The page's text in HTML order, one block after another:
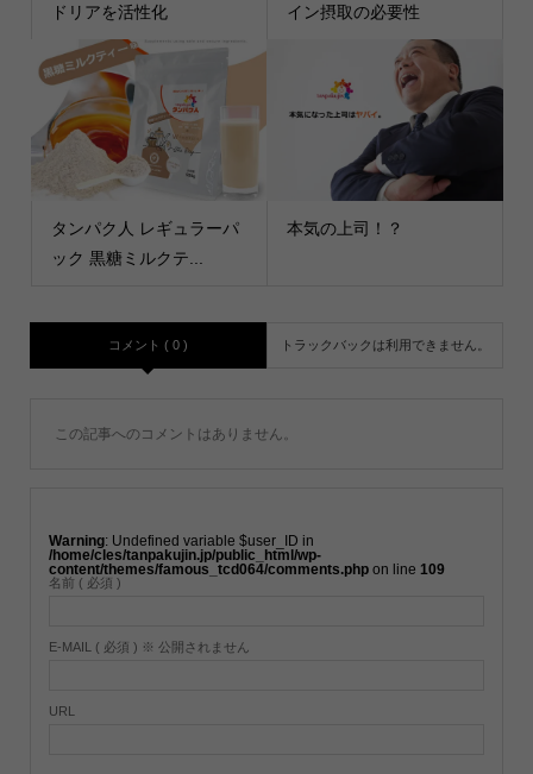
ドリアを活性化
イン摂取の必要性
タンパク人 レギュラーパ
ック 黒糖ミルクテ...
本気の上司！？
コメント ( 0 ) トラックバックは利用できません。
この記事へのコメントはありません。
Warning : Undefined variable $user_ID in
/home/cles/tanpakujin.jp/public_html/wp-
content/themes/famous_tcd064/comments.phpon line 109
名前 ( 必須 )
E-MAIL ( 必須 ) ※ 公開されません
URL